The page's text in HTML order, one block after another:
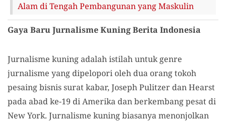
Alam di Tengah Pembangunan yang Maskulin
Gaya Baru Jurnalisme Kuning Berita Indonesia
Jurnalisme kuning adalah istilah untuk genre
jurnalisme yang dipelopori oleh dua orang tokoh
pesaing bisnis surat kabar, Joseph Pulitzer dan Hearst
pada abad ke-19 di Amerika dan berkembang pesat di
New York. Jurnalisme kuning biasanya menonjolkan